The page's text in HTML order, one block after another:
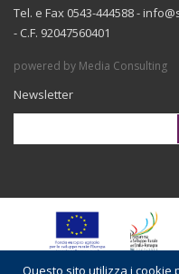
Tel. e Fax 0543-444588 -
- C.F. 92047560401
powered by Media Consulting
Newsletter
Questo sito utilizza i cookie